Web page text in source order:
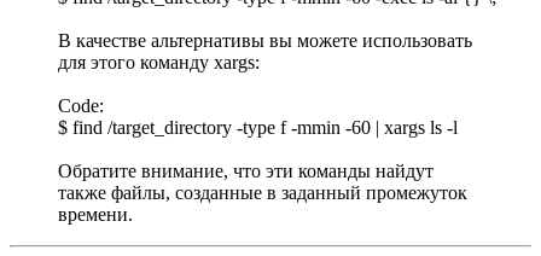
В качестве альтернативы вы можете использовать
для этого команду xargs:
Code:
$ find /target_directory -type f -mmin -60 | xargs ls -l
Обратите внимание, что эти команды найдут
также файлы, созданные в заданный промежуток
времени.